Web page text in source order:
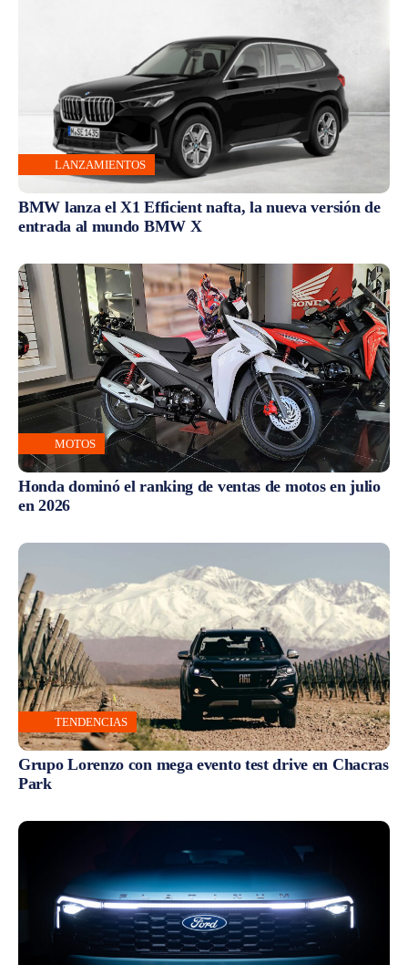
LANZAMIENTOS
BMW lanza el X1 Efficient nafta, la nueva versión de
entrada al mundo BMW X
MOTOS
Honda dominó el ranking de ventas de motos en julio
en 2026
TENDENCIAS
Grupo Lorenzo con mega evento test drive en Chacras
Park